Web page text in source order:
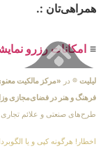
همراهی‌تان :.
≡ امکانات رزرو
لیلیت ® در «مرکز مالکیت
فرهنگ و هنر در فضای‌مجازی
طرح‌های صنعتی و علائم تجاری
اخطار! هرگونه کپی و یا